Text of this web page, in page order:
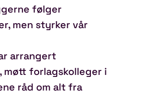
følger
men styrker vår
arrangert
forlagskolleger i
råd om alt fra